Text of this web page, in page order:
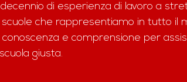
di esperienza di lavoro a
scuole che rappresentiamo in tutto il
e comprensione per
giusta.